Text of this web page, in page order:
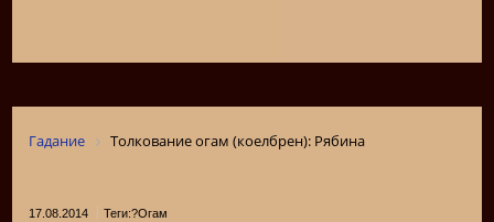
Гадание Толкование огам (коелбрен): Рябина
17.08.2014 Теги:?Огам